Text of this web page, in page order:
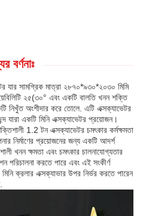
বর্ণনাঃ
যার সামগ্রিক মাত্রা ২৮৭০*৯৩০*২০৩০ মিমি
২৫(৩০° এবং একটি বালতি খনন শক্তি
নিখুঁত অংশীদার করে তোলে. এটি এক্সক্যাভেটর
যারা একটি মিনি এক্সক্যাভেটর প্রয়োজন।
1.2 টন এক্সক্যাভেটর চমৎকার কর্মক্ষমতা
নির্মাণের প্রয়োজনের জন্য একটি আদর্শ
খনন ক্ষমতা এবং চমৎকার চালনাযোগ্যতার
করতে পারে এবং এই সংকীর্ণ
ক্রলার এক্সক্যাভার উপর নির্ভর করতে পারেন